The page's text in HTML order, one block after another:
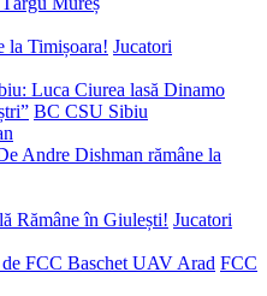
la Timișoara! Jucatori
Luca Ciurea lasă Dinamo
BC CSU Sibiu
Andre Dishman rămâne la
Rămâne în Giulești! Jucatori
FCC Baschet UAV Arad FCC